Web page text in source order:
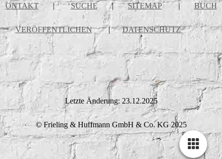
ONTAKT | SUCHE | SITEMAP | BUCH
VERÖFFENTLICHEN | DATENSCHUTZ
Letzte Änderung: 23.12.2025
© Frieling & Huffmann GmbH & Co. KG 2025